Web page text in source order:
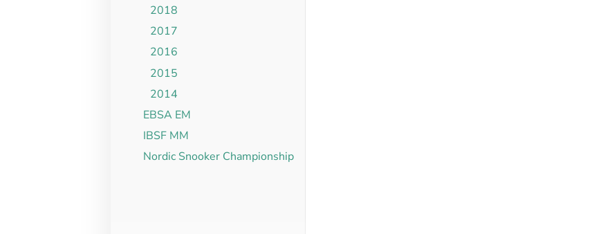
2018
2017
2016
2015
2014
EBSA EM
IBSF MM
Nordic Snooker Championship